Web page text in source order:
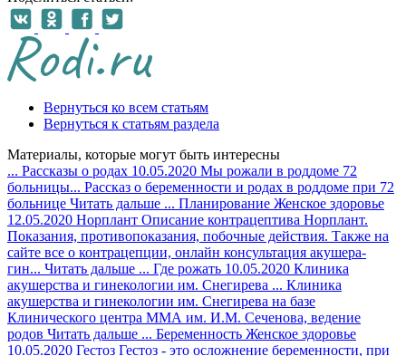
Вернуться ко всем статьям
Вернуться к статьям раздела
Материалы, которые могут быть интересны
... Рассказы о родах 10.05.2020 Мы рожали в роддоме 72
больницы... Рассказ о беременности и родах в роддоме при 72
больнице Читать дальше ... Планирование Женское здоровье
12.05.2020 Норплант Описание контрацептива Норплант.
Показания, противопоказания, побочные действия. Также на
сайте все о контрацепции, онлайн консультация акушера-
гин... Читать дальше ... Где рожать 10.05.2020 Клиника
акушерства и гинекологии им. Снегирева ... Клиника
акушерства и гинекологии им. Снегирева на базе
Клинического центра ММА им. И.М. Сеченова, ведение
родов Читать дальше ... Беременность Женское здоровье
10.05.2020 Гестоз Гестоз - это осложнение беременности, при